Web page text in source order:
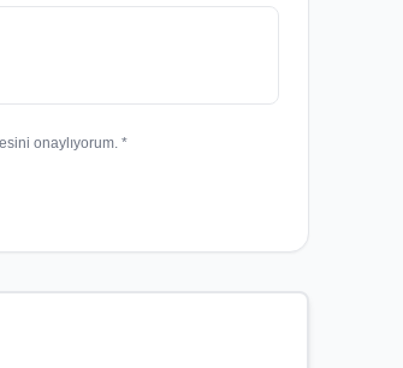
onaylıyorum. *